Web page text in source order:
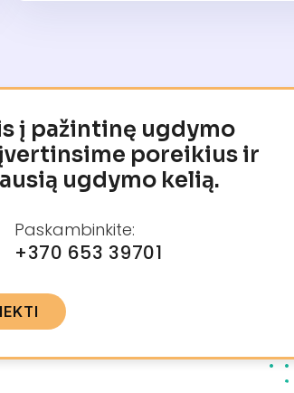
į pažintinę ugdymo
poreikius ir
ugdymo kelią.
Paskambinkite:
+370 653 39701